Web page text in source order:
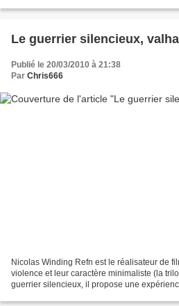
Le guerrier silencieux,
Publié le 20/03/2010 à 21:38
Par Chris666
Nicolas Winding Refn est le réalisateur de
violence et leur caractère minimaliste (la
guerrier silencieux, il propose une